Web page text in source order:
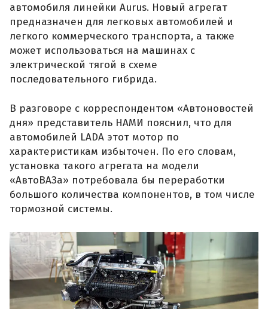
автомобиля линейки Aurus. Новый агрегат
предназначен для легковых автомобилей и
легкого коммерческого транспорта, а также
может использоваться на машинах с
электрической тягой в схеме
последовательного гибрида.
В разговоре с корреспондентом «Автоновостей
дня» представитель НАМИ пояснил, что для
автомобилей LADA этот мотор по
характеристикам избыточен. По его словам,
установка такого агрегата на модели
«АвтоВАЗа» потребовала бы переработки
большого количества компонентов, в том числе
тормозной системы.